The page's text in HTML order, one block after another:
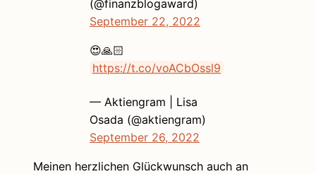
(@finanzblogaward)
September 22, 2022
😍🙏🏻
https://t.co/voACbOssl9
— Aktiengram | Lisa
Osada (@aktiengram)
September 26, 2022
Meinen herzlichen Glückwunsch auch an